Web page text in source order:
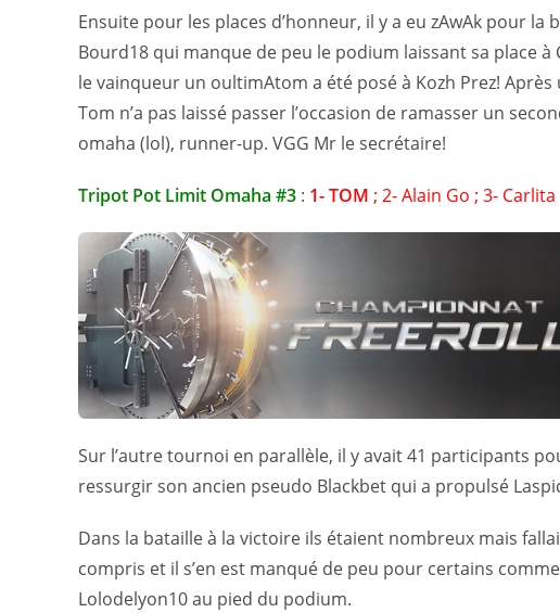
Ensuite pour les places d’honneur, il y a eu zAwAk pour la
Bourd18 qui manque de peu le podium laissant sa place
le vainqueur un oultimAtom a été posé à Kozh Prez!
Tom n’a pas laissé passer l’occasion de ramasser un
omaha (lol), runner-up. VGG Mr le secrétaire!
Tripot Pot Limit Omaha #3 : 1- TOM ; 2- Alain Go ; 3- Carlita
Sur l’autre tournoi en parallèle, il y avait 41 participants
ressurgir son ancien pseudo Blackbet qui a propulsé
Dans la bataille à la victoire ils étaient nombreux mais
compris et il s’en est manqué de peu pour certains
Lolodelyon10 au pied du podium.